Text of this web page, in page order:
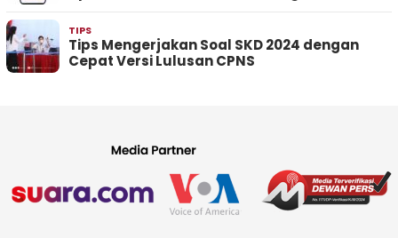
TIPS
Tips Mengerjakan Soal SKD 2024 dengan
Cepat Versi Lulusan CPNS